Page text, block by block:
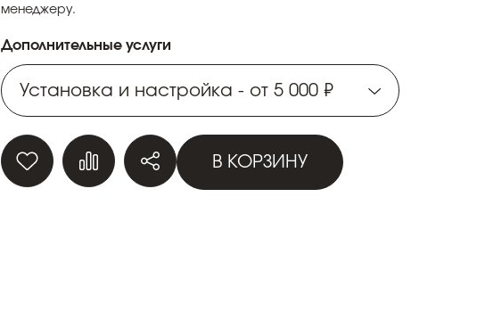
менеджеру.
Дополнительные услуги
Установка и настройка - от 5 000 ₽
Установка и настройка - от 5 000 ₽
Установка и настройка - от 5 000 ₽
В КОРЗИНУ